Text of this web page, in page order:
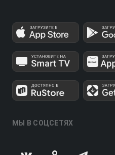
МЫ В СОЦСЕТЯХ